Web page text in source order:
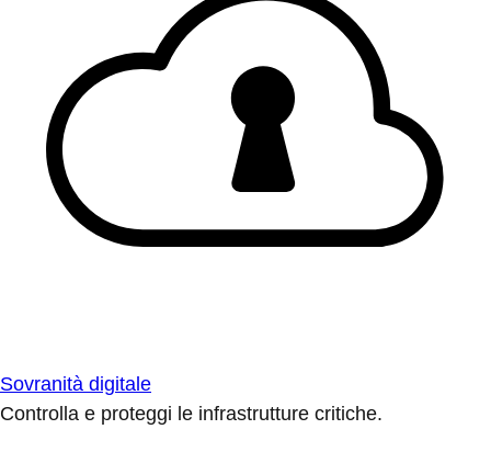
Sovranità digitale
Controlla e proteggi le infrastrutture critiche.